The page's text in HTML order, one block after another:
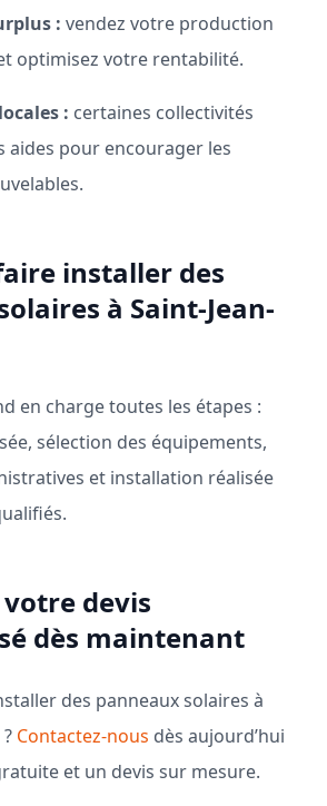
: vendez votre production
optimisez votre rentabilité.
: certaines collectivités
aides pour encourager les
installer des
à Saint-Jean-
en charge toutes les étapes :
sélection des équipements,
et installation réalisée
devis
dès maintenant
des panneaux solaires à
Contactez-nous dès aujourd’hui
et un devis sur mesure.